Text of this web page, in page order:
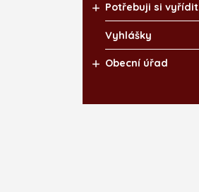
Potřebuji si vyřídit
Vyhlášky
Obecní úřad